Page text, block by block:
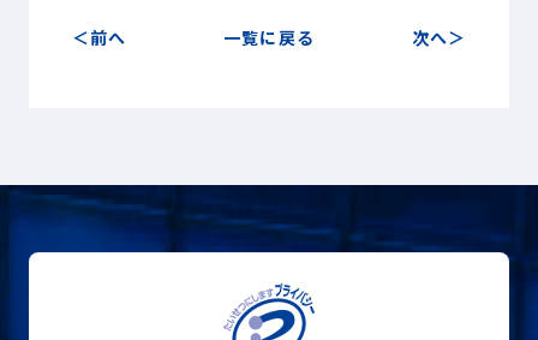
プライバシーポリシー
前へ 一覧に戻る 次へ